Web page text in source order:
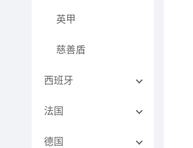
英甲
慈善盾
西班牙
法国
德国